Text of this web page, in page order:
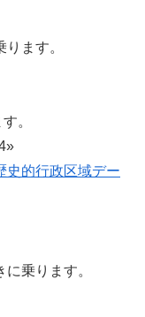
ます。
。
史的行政区域デー
乗ります。